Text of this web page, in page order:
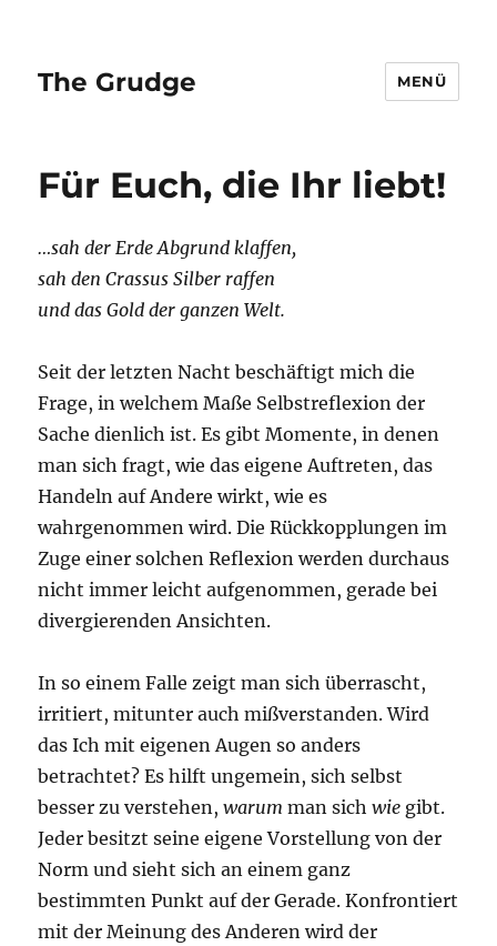
The Grudge MENÜ
Für Euch, die Ihr liebt!
…sah der Erde Abgrund klaffen,
sah den Crassus Silber raffen
und das Gold der ganzen Welt.
Seit der letzten Nacht beschäftigt mich die
Frage, in welchem Maße Selbstreflexion der
Sache dienlich ist. Es gibt Momente, in denen
man sich fragt, wie das eigene Auftreten, das
Handeln auf Andere wirkt, wie es
wahrgenommen wird. Die Rückkopplungen im
Zuge einer solchen Reflexion werden durchaus
nicht immer leicht aufgenommen, gerade bei
divergierenden Ansichten.
In so einem Falle zeigt man sich überrascht,
irritiert, mitunter auch mißverstanden. Wird
das Ich mit eigenen Augen so anders
betrachtet? Es hilft ungemein, sich selbst
besser zu verstehen,warum man sichwie gibt.
Jeder besitzt seine eigene Vorstellung von der
Norm und sieht sich an einem ganz
bestimmten Punkt auf der Gerade. Konfrontiert
mit der Meinung des Anderen wird der